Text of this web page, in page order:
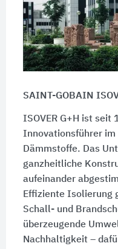
SAINT-GOBAIN
ISOVER G+H ist
Innovationsführer
Dämmstoffe. Das
ganzheitliche
aufeinander
Effiziente Isolierung
Schall- und
überzeugende
Nachhaltigkeit –